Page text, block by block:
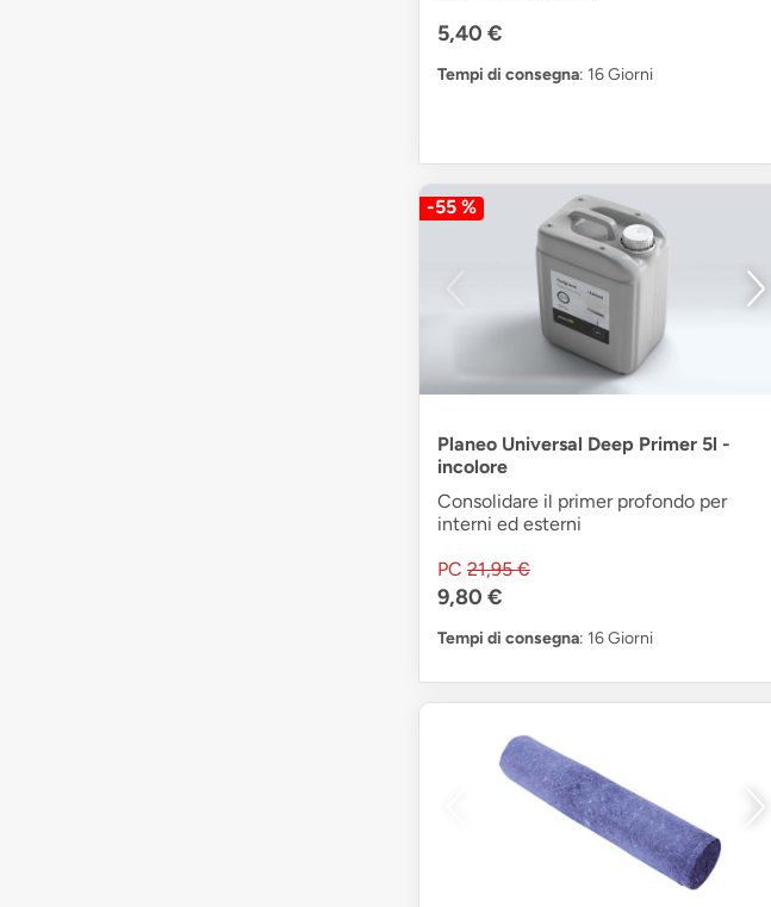
5,40 €
Tempi di consegna: 16 Giorni
-55 %
Planeo Universal Deep Primer 5l -
incolore
Consolidare il primer profondo per
interni ed esterni
PC 21,95 €
9,80 €
Tempi di consegna: 16 Giorni